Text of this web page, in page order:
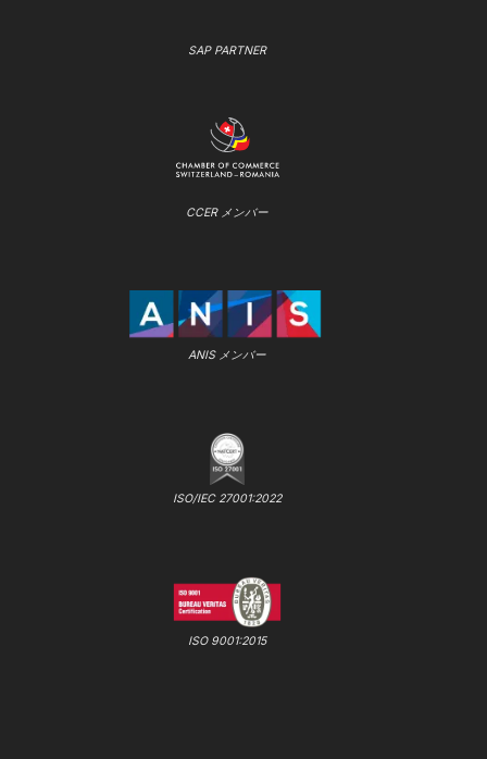
SAP PARTNER
CCER メンバー
ANIS メンバー
ISO/IEC 27001:2022
ISO 9001:2015